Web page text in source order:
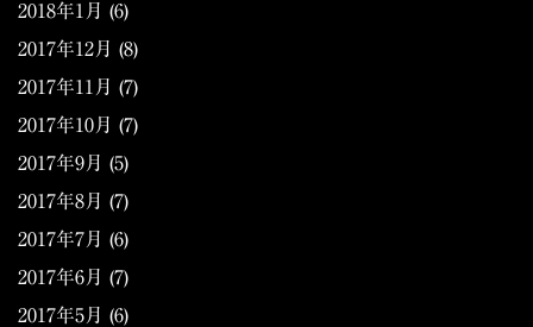
2018年1月 (6)
2017年12月 (8)
2017年11月 (7)
2017年10月 (7)
2017年9月 (5)
2017年8月 (7)
2017年7月 (6)
2017年6月 (7)
2017年5月 (6)